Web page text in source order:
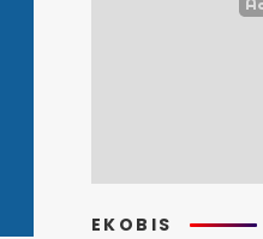
EKOBIS